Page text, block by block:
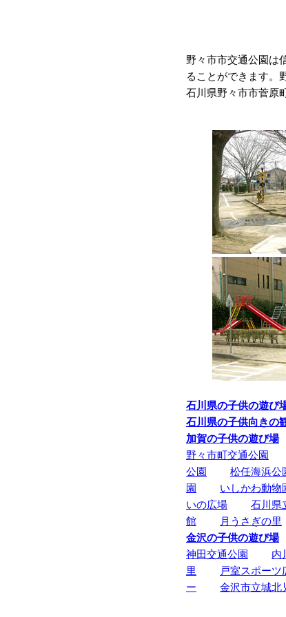
野々市市交通公園は
ることができます。
石川県野々市市
石川県の子供の遊び
石川県の子供向きの
加賀の子供の遊び場
野々市町交通公園
公園
松任海浜公
園
いしかわ動物
いの広場
石川県
館
月うさぎの里
金沢の子供の遊び場
神田交通公園
内
里
戸室スポーツ
ー
金沢市立城北